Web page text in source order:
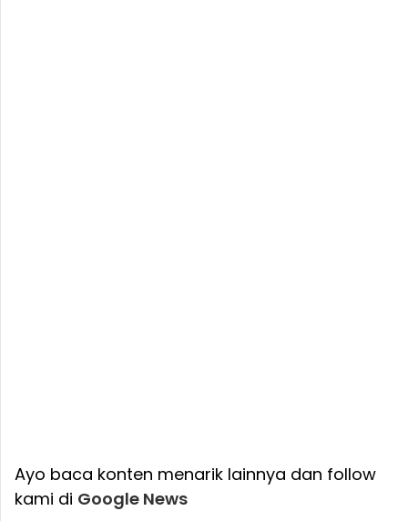
Ayo baca konten menarik lainnya dan follow
kami di Google News